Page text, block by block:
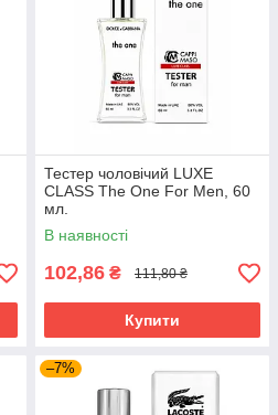
Тестер чоловічий LUXE
CLASS The One For Men, 60
мл.
В наявності
102,86 ₴ 111,80 ₴
Купити
–7%